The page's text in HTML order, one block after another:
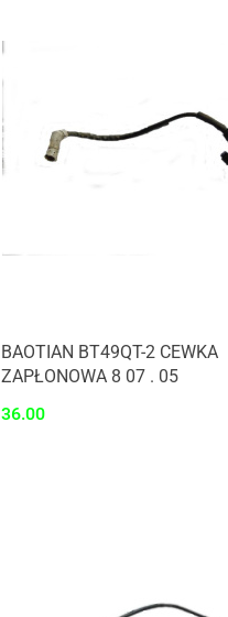
BAOTIAN BT49QT-2 CEWKA
ZAPŁONOWA 8 07 . 05
36.00